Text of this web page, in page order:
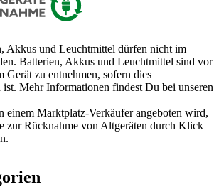
Akkus und Leuchtmittel dürfen nicht im
Batterien, Akkus und Leuchtmittel sind vor
Gerät zu entnehmen, sofern dies
Mehr Informationen findest Du bei unseren
einem Marktplatz-Verkäufer angeboten wird,
zur Rücknahme von Altgeräten durch Klick